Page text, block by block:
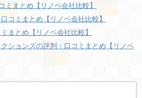
ミまとめ【リノベ会社比較】
コミまとめ【リノベ会社比較】
まとめ【リノベ会社比較】
ションズの評判・口コミまとめ【リノベ